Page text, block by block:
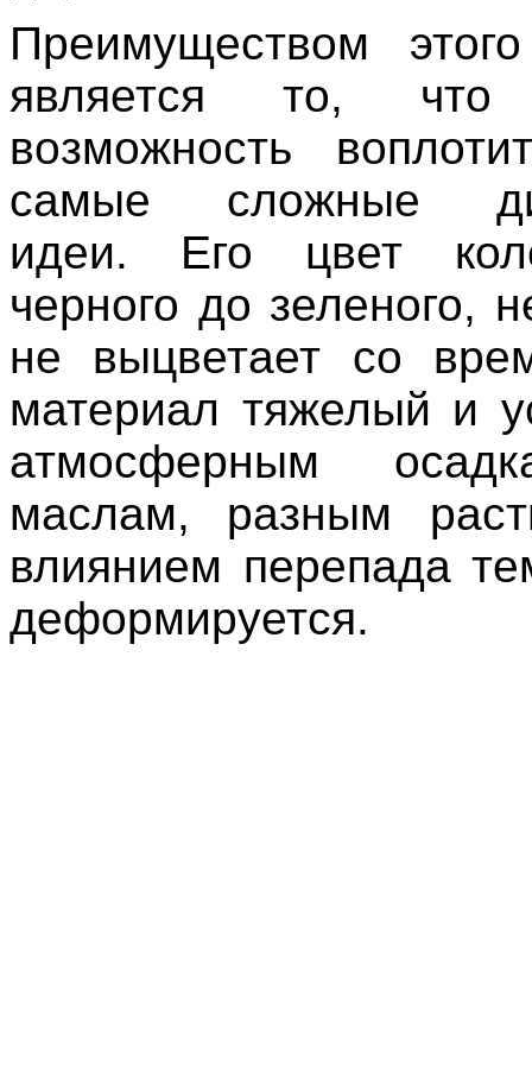
Преимуществом
является то,
возможность
самые сложные
идеи. Его цвет
черного до зеленого,
не выцветает со
материал тяжелый и
атмосферным
маслам, разным
влиянием перепада
деформируется.